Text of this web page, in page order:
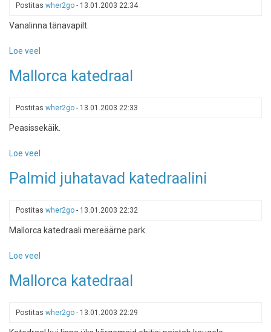
Postitas wher2go - 13.01.2003 22:34
Vanalinna tänavapilt.
Loe veel
tänav
Mallorca katedraal
Postitas wher2go - 13.01.2003 22:33
Peasissekäik.
Loe veel
katedraal
Palmid juhatavad katedraalini
Postitas wher2go - 13.01.2003 22:32
Mallorca katedraali mereäärne park.
Loe veel
juhatavad
Mallorca katedraal
Postitas wher2go - 13.01.2003 22:29